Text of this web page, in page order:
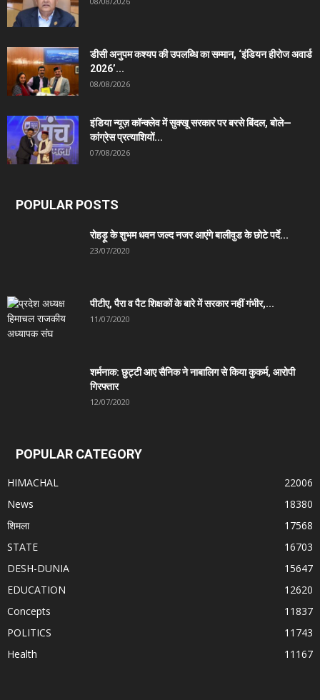
डीसी अनुपम कश्यप की उपलब्धि का सम्मान, ‘इंडियन हीरोज अवार्ड
2026’...
08/08/2026
इंडिया न्यूज़ कॉन्क्लेव में सुक्खू सरकार पर बरसे बिंदल, बोले—
कांग्रेस प्रत्याशियों...
07/08/2026
POPULAR POSTS
रोहड़ू के शुभम धवन जल्द नजर आएंगे बालीवुड के छोटे पर्दे...
23/07/2020
पीटीए, पैरा व पैट शिक्षकों के बारे में सरकार नहीं गंभीर,...
11/07/2020
शर्मनाक: छुट्टी आए सैनिक ने नाबालिग से किया कुकर्म, आरोपी
गिरफ्तार
12/07/2020
POPULAR CATEGORY
HIMACHAL
22006
News
18380
शिमला
17568
STATE
16703
DESH-DUNIA
15647
EDUCATION
12620
Concepts
11837
POLITICS
11743
Health
11167